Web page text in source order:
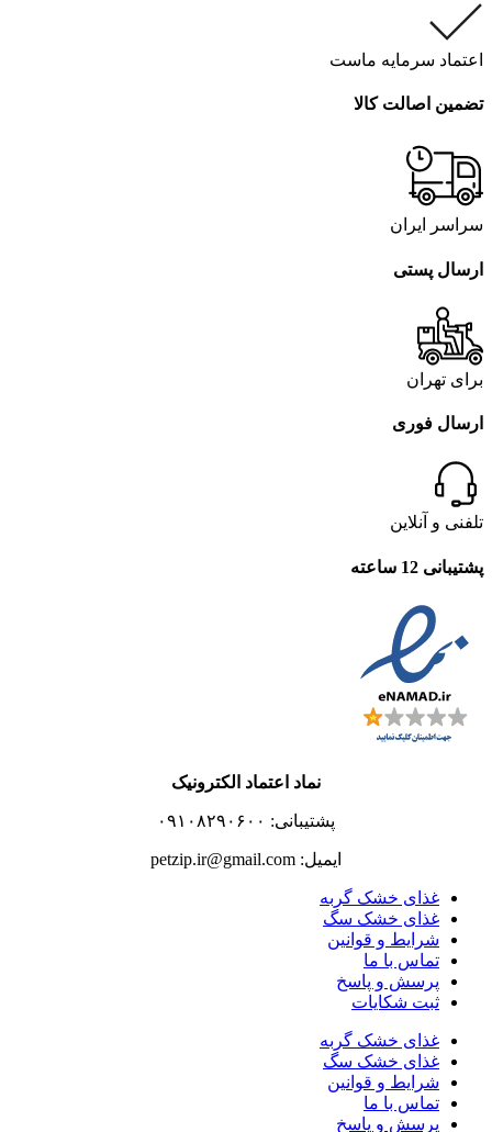
اعتماد سرمایه ماست
تضمین اصالت کالا
سراسر ایران
ارسال پستی
برای تهران
ارسال فوری
تلفنی و آنلاین
پشتیبانی 12 ساعته
نماد اعتماد الکترونیک
پشتیبانی: ۰۹۱۰۸۲۹۰۶۰۰
ایمیل: petzip.ir@gmail.com
غذای خشک گربه
غذای خشک سگ
شرایط و قوانین
تماس با ما
پرسش و پاسخ
ثبت شکایات
غذای خشک گربه
غذای خشک سگ
شرایط و قوانین
تماس با ما
پرسش و پاسخ